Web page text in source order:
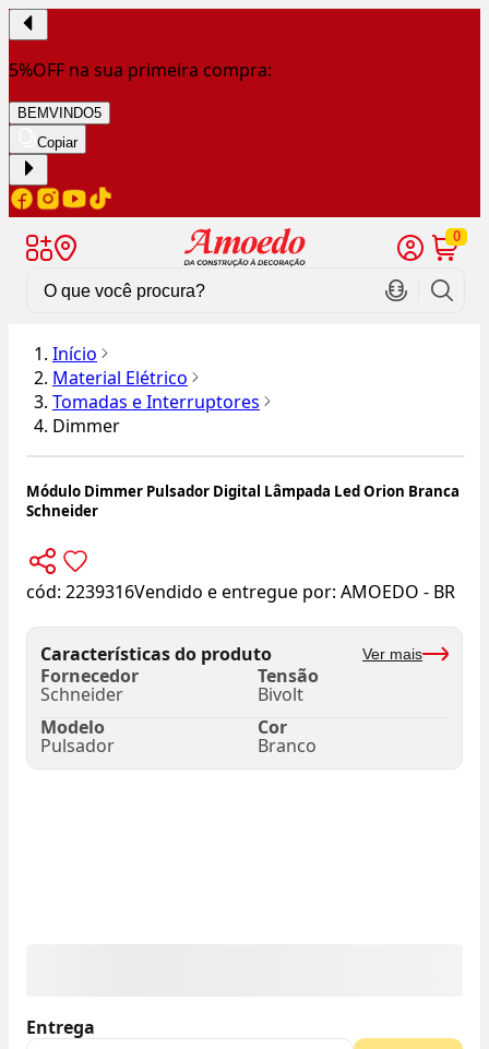
5%OFF na sua primeira compra:
BEMVINDO5
Copiar
0
Início
Material Elétrico
Tomadas e Interruptores
Dimmer
Módulo Dimmer Pulsador Digital Lâmpada Led Orion Branca
Schneider
cód: 2239316Vendido e entregue por: AMOEDO - BR
Características do produto Ver mais
Fornecedor
Schneider
Tensão
Bivolt
Modelo
Pulsador
Cor
Branco
Entrega